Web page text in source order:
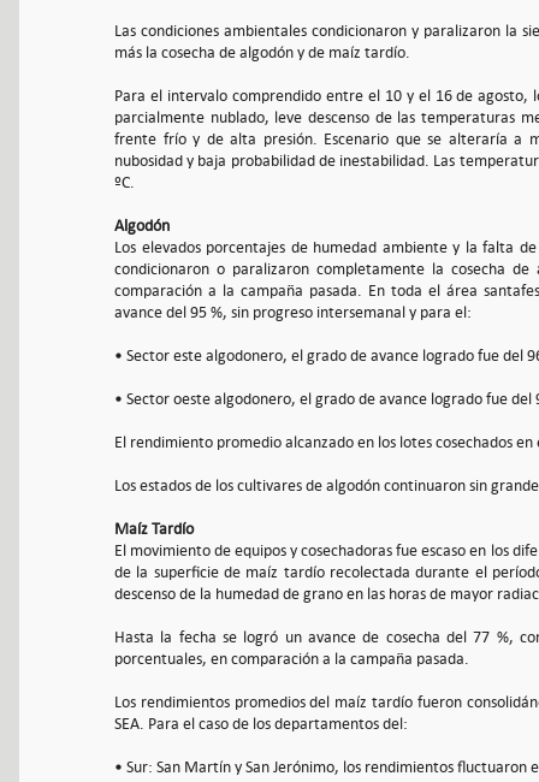
Las condiciones ambientales condicionaron y paralizaron la
más la cosecha de algodón y de maíz tardío.
Para el intervalo comprendido entre el 10 y el 16 de agosto,
parcialmente nublado, leve descenso de las temperaturas
frente frío y de alta presión. Escenario que se alteraría a
nubosidad y baja probabilidad de inestabilidad. Las
ºC.
Algodón
Los elevados porcentajes de humedad ambiente y la falta
condicionaron o paralizaron completamente la cosecha
comparación a la campaña pasada. En toda el área
avance del 95 %, sin progreso intersemanal y para el:
• Sector este algodonero, el grado de avance logrado fue del
• Sector oeste algodonero, el grado de avance logrado fue del
El rendimiento promedio alcanzado en los lotes cosechados
Los estados de los cultivares de algodón continuaron sin
Maíz Tardío
El movimiento de equipos y cosechadoras fue escaso en los
de la superficie de maíz tardío recolectada durante el
descenso de la humedad de grano en las horas de mayor
Hasta la fecha se logró un avance de cosecha del 77 %,
porcentuales, en comparación a la campaña pasada.
Los rendimientos promedios del maíz tardío fueron
SEA. Para el caso de los departamentos del:
• Sur: San Martín y San Jerónimo, los rendimientos fluctuaron